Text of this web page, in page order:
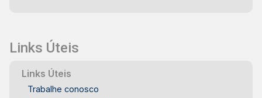
Links Úteis
Links Úteis
Trabalhe conosco